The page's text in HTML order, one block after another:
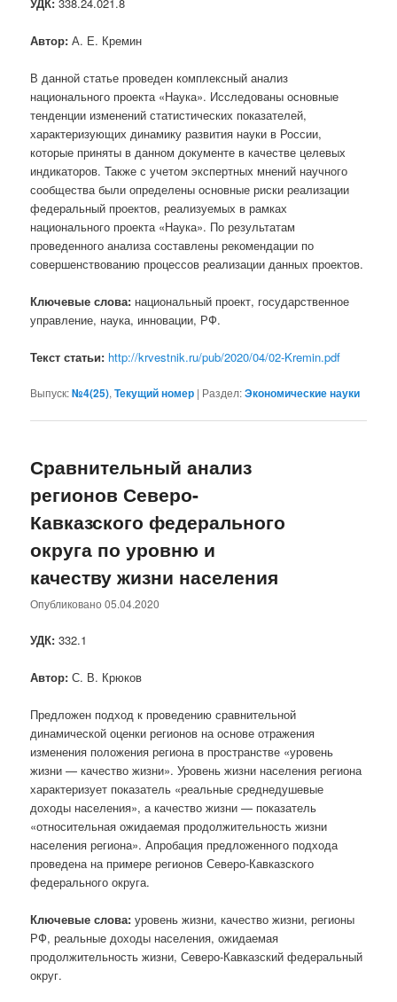
Автор:А. Е. Кремин
В данной статье проведен комплексный анализ
национального проекта «Наука». Исследованы основные
тенденции изменений статистических показателей,
характеризующих динамику развития науки в России,
которые приняты в данном документе в качестве целевых
индикаторов. Также с учетом экспертных мнений научного
сообщества были определены основные риски реализации
федеральный проектов, реализуемых в рамках
национального проекта «Наука». По результатам
проведенного анализа составлены рекомендации по
совершенствованию процессов реализации данных проектов.
Ключевые слова: национальный проект, государственное
управление, наука, инновации, РФ.
Текст статьи: http://krvestnik.ru/pub/2020/04/02-Kremin.pdf
Выпуск:№4(25),Текущий номер | Раздел:Экономические науки
Сравнительный анализ
регионов Северо-
Кавказского федерального
округа по уровню и
качеству жизни населения
Опубликовано05.04.2020
УДК: 332.1
Автор: С. В. Крюков
Предложен подход к проведению сравнительной
динамической оценки регионов на основе отражения
изменения положения региона в пространстве «уровень
жизни — качество жизни». Уровень жизни населения региона
характеризует показатель «реальные среднедушевые
доходы населения», а качество жизни — показатель
«относительная ожидаемая продолжительность жизни
населения региона». Апробация предложенного подхода
проведена на примере регионов Северо-Кавказского
федерального округа.
Ключевые слова: уровень жизни, качество жизни, регионы
РФ, реальные доходы населения, ожидаемая
продолжительность жизни, Северо-Кавказский федеральный
округ.